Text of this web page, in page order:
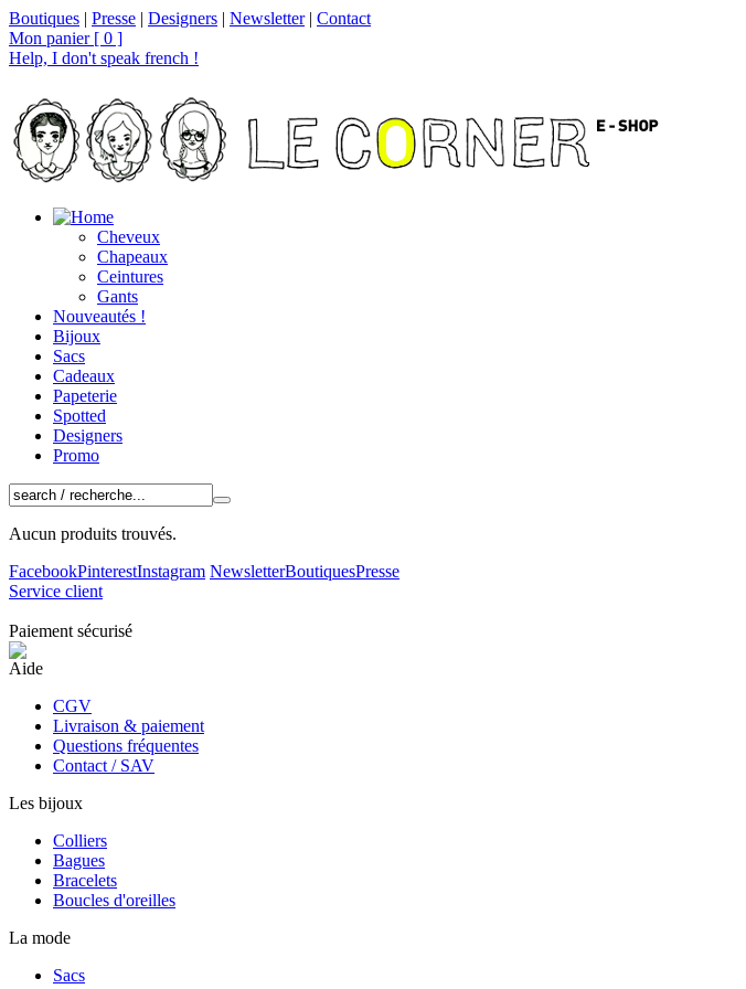
Boutiques | Presse | Designers | Newsletter| Contact
Mon panier [ 0 ]
Help, I don't speak french !
Cheveux
Chapeaux
Ceintures
Gants
Nouveautés !
Bijoux
Sacs
Cadeaux
Papeterie
Spotted
Designers
Promo
Aucun produits trouvés.
FacebookPinterestInstagram NewsletterBoutiquesPresse
Service client
Paiement sécurisé
Aide
CGV
Livraison & paiement
Questions fréquentes
Contact / SAV
Les bijoux
Colliers
Bagues
Bracelets
Boucles d'oreilles
La mode
Sacs